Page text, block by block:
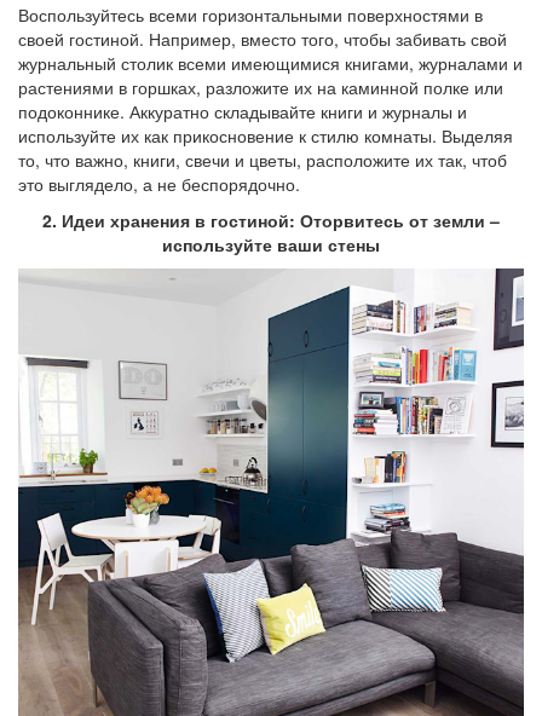
Воспользуйтесь всеми горизонтальными поверхностями в
своей гостиной. Например, вместо того, чтобы забивать свой
журнальный столик всеми имеющимися книгами, журналами и
растениями в горшках, разложите их на каминной полке или
подоконнике. Аккуратно складывайте книги и журналы и
используйте их как прикосновение к стилю комнаты. Выделяя
то, что важно, книги, свечи и цветы, расположите их так, чтоб
это выглядело, а не беспорядочно.
2. Идеи хранения в гостиной: Оторвитесь от земли –
используйте ваши стены